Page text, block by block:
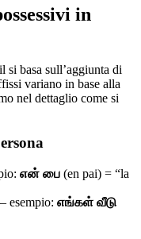
in
si basa sull’aggiunta di
variano in base alla
nel dettaglio come si
என் பை (en pai) = “la
esempio: எங்கள் வீடு